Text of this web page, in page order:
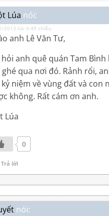
Lúa nói:
2013 lúc 6:49 chiều
anh Lê Văn Tư,
hỏi anh quê quán Tam Bình
ghé qua nơi đó. Rảnh rổi,
niệm về vùng đất và con
không. Rất cám ơn anh.
Lúa
0
Trả lời
nói: